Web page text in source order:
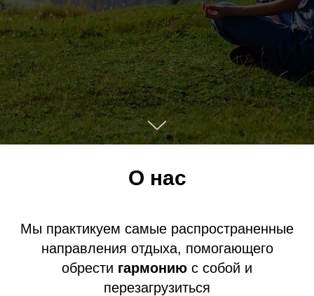
О нас
Мы практикуем самые распространенные
направления отдыха, помогающего
обрести гармонию с собой и
перезагрузиться